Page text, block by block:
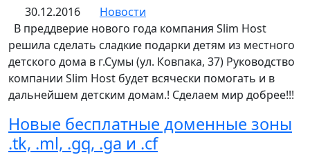
30.12.2016
Новости
В преддверие нового года компания Slim Host
решила сделать сладкие подарки детям из местного
детского дома в г.Сумы (ул. Ковпака, 37) Руководство
компании Slim Host будет всячески помогать и в
дальнейшем детским домам.! Сделаем мир добрее!!!
Новые бесплатные доменные зоны
.tk, .ml, .gq, .ga и .cf